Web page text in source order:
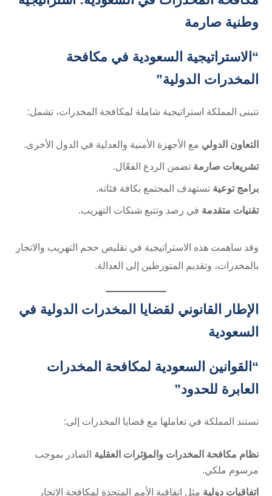
وطنية صارمة
“الاستراتيجية السعودية في مكافحة
المخدرات الدولية”
تتبنى المملكة استراتيجية شاملة لمكافحة المخدرات، تشمل:
التعاون الدولي مع الأجهزة الأمنية والعدلية في الدول الأخرى.
تشريعات صارمة تضمن الردع الفعّال.
برامج توعية تستهدف المجتمع بكافة فئاته.
تقنيات متقدمة في رصد وتتبع شبكات التهريب.
وقد ساهمت هذه الاستراتيجية في تقليص حجم التهريب والاتجار
بالمخدرات، وتقديم المتورطين إلى العدالة.
الإطار القانوني لقضايا المخدرات الدولية في
السعودية
“القوانين السعودية لمكافحة المخدرات
العابرة للحدود”
تستند المملكة في تعاملها مع قضايا المخدرات إلى:
نظام مكافحة المخدرات والمؤثرات العقلية الصادر بموجب
مرسوم ملكي.
اتفاقيات دولية مثل اتفاقية الأمم المتحدة لمكافحة الاتجار